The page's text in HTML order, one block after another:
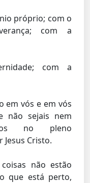
próprio; com o
com a
com a
em vós e em vós
não sejais nem
no pleno
Cristo.
não estão
que está perto,